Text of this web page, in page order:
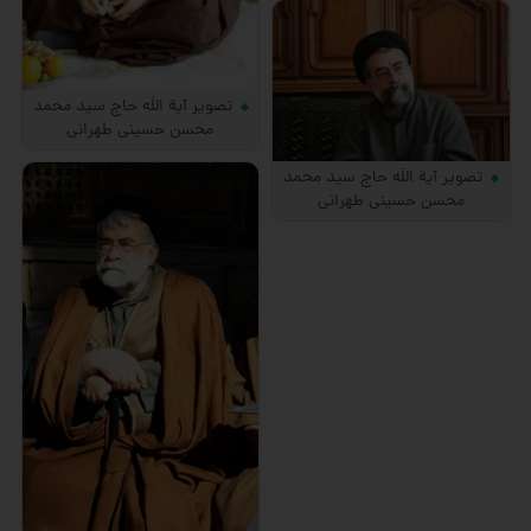
تصویر آیة اللَه حاج سید محمد
محسن حسینی طهرانی
تصویر آیة اللَه حاج سید محمد
محسن حسینی طهرانی